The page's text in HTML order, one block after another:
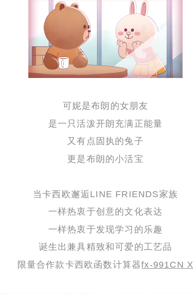
可妮是布朗的女朋友
是一只活泼开朗充满正能量
又有点固执的兔子
更是布朗的小活宝
当卡西欧邂逅LINE FRIENDS家族
一样热衷于创意的文化表达
一样热衷于发现学习的乐趣
诞生出兼具精致和可爱的工艺品
限量合作款卡西欧函数计算器fx-991CN X